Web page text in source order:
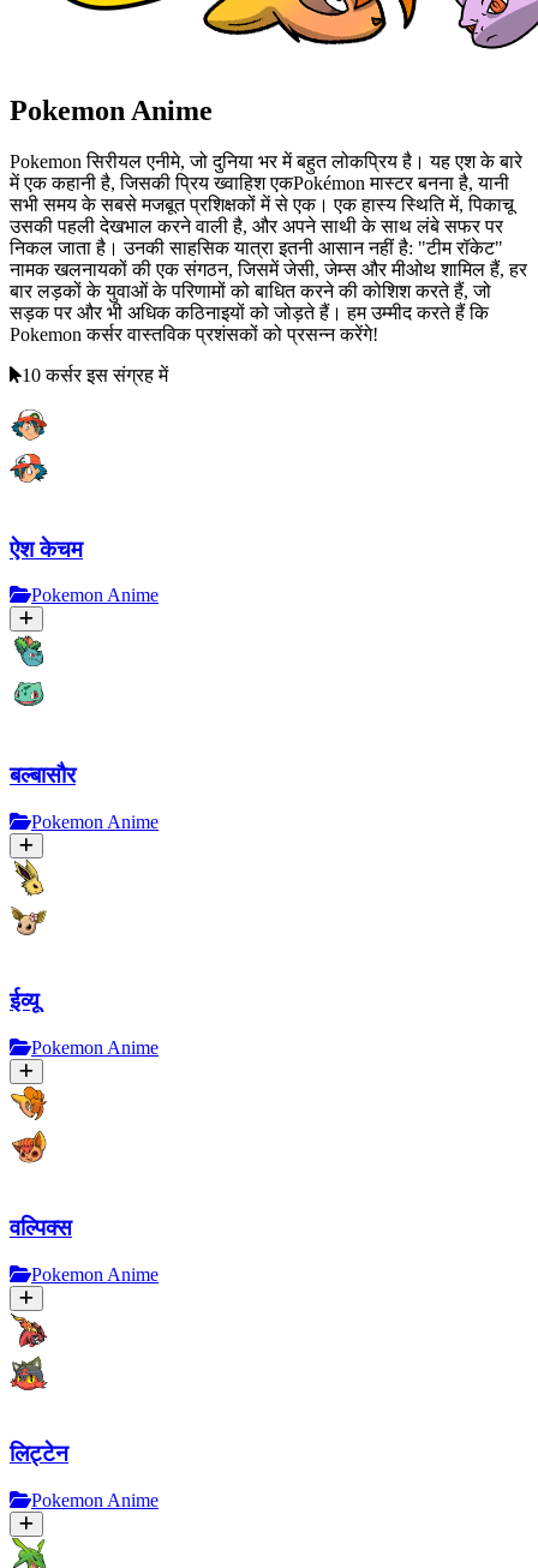
Pokemon Anime
Pokemon सिरीयल एनीमे, जो दुनिया भर में बहुत लोकप्रिय है। यह एश के बारे
में एक कहानी है, जिसकी प्रिय ख्वाहिश एकPokémon मास्टर बनना है, यानी
सभी समय के सबसे मजबूत प्रशिक्षकों में से एक। एक हास्य स्थिति में, पिकाचू
उसकी पहली देखभाल करने वाली है, और अपने साथी के साथ लंबे सफर पर
निकल जाता है। उनकी साहसिक यात्रा इतनी आसान नहीं है: "टीम रॉकेट"
नामक खलनायकों की एक संगठन, जिसमें जेसी, जेम्स और मीओथ शामिल हैं, हर
बार लड़कों के युवाओं के परिणामों को बाधित करने की कोशिश करते हैं, जो
सड़क पर और भी अधिक कठिनाइयों को जोड़ते हैं। हम उम्मीद करते हैं कि
Pokemon कर्सर वास्तविक प्रशंसकों को प्रसन्न करेंगे!
10 कर्सर इस संग्रह में
ऐश केचम
Pokemon Anime
बल्बासौर
Pokemon Anime
ईव्यू
Pokemon Anime
वल्पिक्स
Pokemon Anime
लिट्टेन
Pokemon Anime